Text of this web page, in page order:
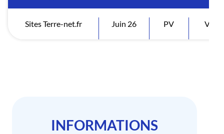
Sites Terre-net.fr Juin 26 PV
INFORMATIONS